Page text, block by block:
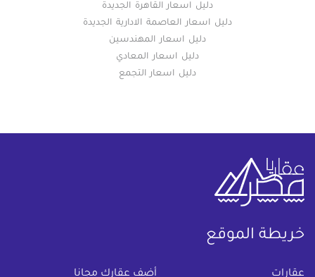
دليل اسعار القاهرة الجديدة
دليل اسعار العاصمة الادارية الجديدة
دليل اسعار المهندسين
دليل اسعار المعادي
دليل اسعار التجمع
خريطة الموقع
عقارات أضف عقارك مجانا